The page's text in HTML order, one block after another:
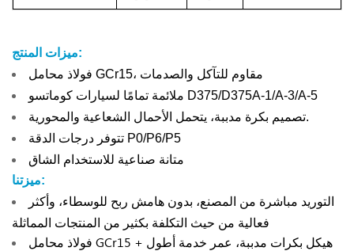
ميزات المنتج:
فولاذ محامل GCr15، مقاوم للتآكل والصدمات
ملائمة تمامًا لسيارات كوماتسو D375/D375A-1/A-3/A-5
تصميم بكرة مدببة، يتحمل الأحمال الشعاعية والمحورية.
تتوفر درجات الدقة P0/P6/P5
متانة صناعية للاستخدام الشاق
ميزتنا:
التوريد مباشرة من المصنع، بدون هامش ربح للوسطاء، وأكثر
فعالية من حيث التكلفة بكثير من المنتجات المماثلة
فولاذ محامل GCr15 + هيكل بكرات مدببة، عمر خدمة أطول